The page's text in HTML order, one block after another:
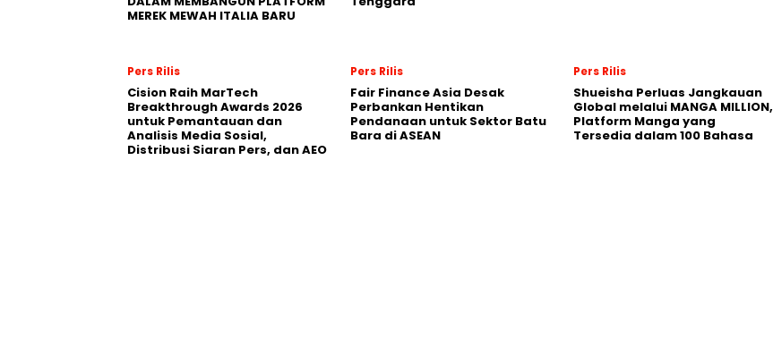
MEREK MEWAH ITALIA BARU
Pers Rilis
Cision Raih MarTech
Breakthrough Awards 2026
untuk Pemantauan dan
Analisis Media Sosial,
Distribusi Siaran Pers, dan AEO
Pers Rilis
Fair Finance Asia Desak
Perbankan Hentikan
Pendanaan untuk Sektor Batu
Bara di ASEAN
Pers Rilis
Shueisha Perluas Jangkauan
Global melalui MANGA MILLION,
Platform Manga yang
Tersedia dalam 100 Bahasa